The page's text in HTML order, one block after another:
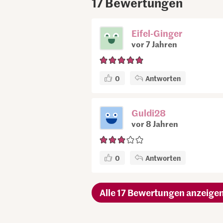
Eifel-Ginger
vor 7 Jahren
0 Antworten
Guldi28
vor 8 Jahren
0 Antworten
Alle 17 Bewertungen